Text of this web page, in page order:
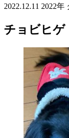
2022.12.11 2022年
チョビヒゲ